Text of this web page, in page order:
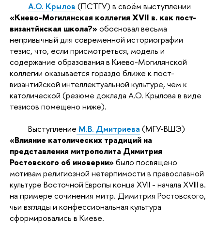
А.О. Крылов (ПСТГУ) в своём выступлении
«Киево-Могилянская коллегия XVII в. как пост-
византйиская школа?» обосновал весьма
непривычный для современной историографии
тезис, что, если присмотреться, модель и
содержание образования в Киево-Могилянской
коллегии оказывается гораздо ближе к пост-
византийской интеллектуальной культуре, чем к
католической (резюме доклада А.О. Крылова в виде
тезисов помещено ниже).
Выступление М.В. Дмитриева (МГУ-ВШЭ)
«Влияние католических традиций на
представления митрополита Димитрия
Ростовского об иноверии» было посвящено
мотивам религиозной нетерпимости в православной
культуре Восточной Европы конца XVII - начала XVIII в.
на примере сочинения митр. Димитрия Ростовского,
чьи взгляды и конфессиональная культура
сформировались в Киеве.